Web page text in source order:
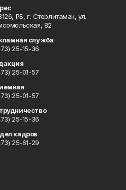
РБ, г. Стерлитамак, ул.
82
служба
25-15-36
25-01-57
25-01-57
25-15-36
кадров
25-61-29